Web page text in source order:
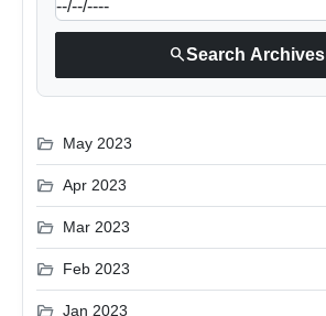
searchSearch Archives
folder_open May 2023
folder_open Apr 2023
folder_open Mar 2023
folder_open Feb 2023
folder_open Jan 2023